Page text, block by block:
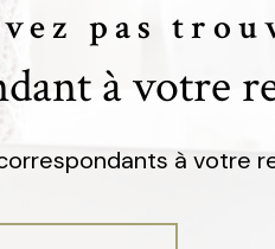
pas
à votre
à votre